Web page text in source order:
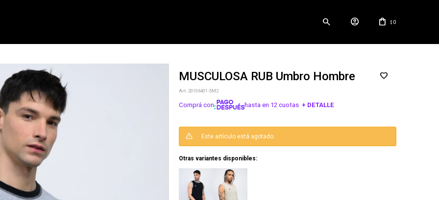
$ 0
MUSCULOSA RUB Umbro Hombre
20106401-5M2
Comprá con hasta en 12 cuotas + DETALLE
¡ME INTERESA!
Este artículo está agotado.
Otras variantes disponibles:
NOTIFICARME